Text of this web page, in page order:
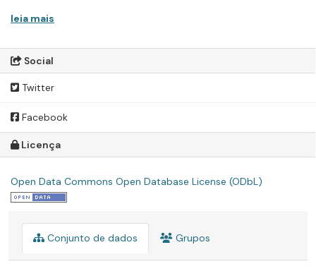
leia mais
Social
Twitter
Facebook
Licença
Open Data Commons Open Database License (ODbL)
Conjunto de dados Grupos